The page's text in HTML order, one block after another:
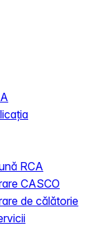
RCA
CASCO
de călătorie